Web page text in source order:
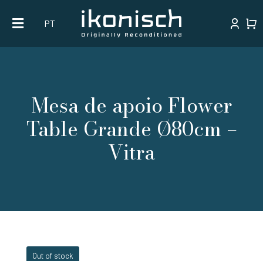
content
PT
Mesa de apoio Flower
Table Grande Ø80cm –
Vitra
Out of stock